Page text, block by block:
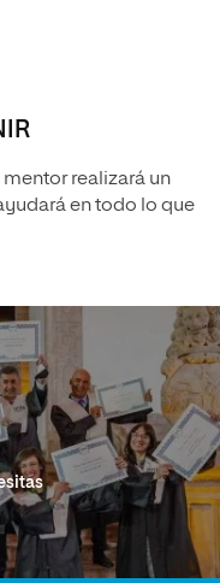
mentor realizará un
en todo lo que